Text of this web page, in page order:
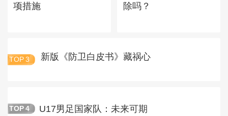
项措施
除吗？
TOP 3 新版《防卫白皮书》藏祸心
TOP 4 U17男足国家队：未来可期